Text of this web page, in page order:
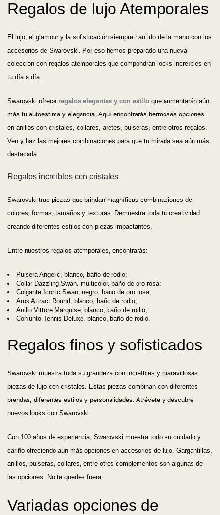
Regalos de lujo Atemporales
El lujo, el glamour y la sofisticación siempre han ido de la mano con los
accesorios de Swarovski. Por eso hemos preparado una nueva
colección con regalos atemporales que compondrán looks increíbles en
tu día a día.
Swarovski ofrece regalos elegantes y con estilo que aumentarán aún
más tu autoestima y elegancia. Aquí encontrarás hermosas opciones
en anillos con cristales, collares, aretes, pulseras, entre otros regalos.
Ven y haz las mejores combinaciones para que tu mirada sea aún más
destacada.
Regalos increíbles con cristales
Swarovski trae piezas que brindan magníficas combinaciones de
colores, formas, tamaños y texturas. Demuestra toda tu creatividad
creando diferentes estilos con piezas impactantes.
Entre nuestros regalos atemporales, encontrarás:
Pulsera Angelic, blanco, baño de rodio;
Collar Dazzling Swan, multicolor, baño de oro rosa;
Colgante Iconic Swan, negro, baño de oro rosa;
Aros Attract Round, blanco, baño de rodio;
Anillo Vittore Marquise, blanco, baño de rodio;
Conjunto Tennis Deluxe, blanco, baño de rodio.
Regalos finos y sofisticados
Swarovski muestra toda su grandeza con increíbles y maravillosas
piezas de lujo con cristales. Estas piezas combinan con diferentes
prendas, diferentes estilos y personalidades. Atrévete y descubre
nuevos looks con Swarovski.
Con 100 años de experiencia, Swarovski muestra todo su cuidado y
cariño ofreciendo aún más opciones en accesorios de lujo. Gargantillas,
anillos, pulseras, collares, entre otros complementos son algunas de
las opciones. No te quedes fuera.
Variadas opciones de